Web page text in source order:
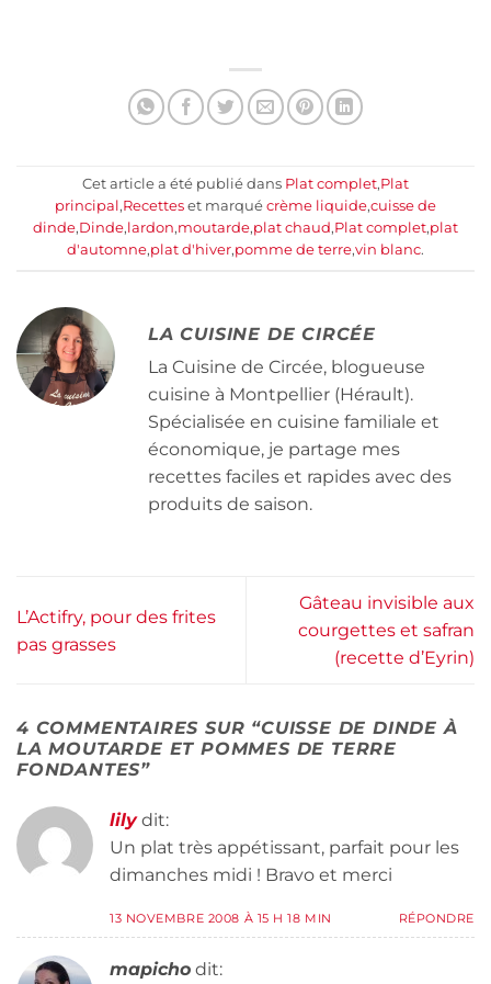
Cet article a été publié dans Plat complet,Plat
principal,Recettes et marqué crème liquide,cuisse de
dinde,Dinde,lardon,moutarde,plat chaud,Plat complet,plat
d'automne,plat d'hiver,pomme de terre,vin blanc.
LA CUISINE DE CIRCÉE
La Cuisine de Circée, blogueuse
cuisine à Montpellier (Hérault).
Spécialisée en cuisine familiale et
économique, je partage mes
recettes faciles et rapides avec des
produits de saison.
L’Actifry, pour des frites
pas grasses
Gâteau invisible aux
courgettes et safran
(recette d’Eyrin)
4 COMMENTAIRES SUR “CUISSE DE DINDE À
LA MOUTARDE ET POMMES DE TERRE
FONDANTES”
lily dit:
Un plat très appétissant, parfait pour les
dimanches midi ! Bravo et merci
13 NOVEMBRE 2008 À 15 H 18 MIN RÉPONDRE
mapicho dit: